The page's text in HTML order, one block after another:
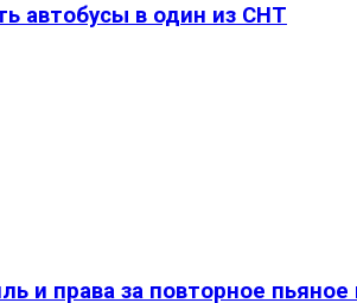
автобусы в один из СНТ
и права за повторное